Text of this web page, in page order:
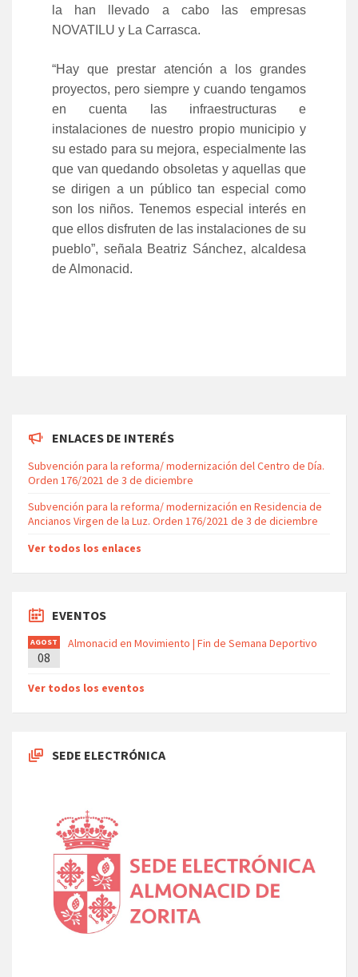
la han llevado a cabo las empresas
NOVATILU y La Carrasca.
“Hay que prestar atención a los grandes
proyectos, pero siempre y cuando tengamos
en cuenta las infraestructuras e
instalaciones de nuestro propio municipio y
su estado para su mejora, especialmente las
que van quedando obsoletas y aquellas que
se dirigen a un público tan especial como
son los niños. Tenemos especial interés en
que ellos disfruten de las instalaciones de su
pueblo”, señala Beatriz Sánchez, alcaldesa
de Almonacid.
ENLACES DE INTERÉS
Subvención para la reforma/ modernización del Centro de Día.
Orden 176/2021 de 3 de diciembre
Subvención para la reforma/ modernización en Residencia de
Ancianos Virgen de la Luz. Orden 176/2021 de 3 de diciembre
Ver todos los enlaces
EVENTOS
AGOST
O
08
Almonacid en Movimiento | Fin de Semana Deportivo
Ver todos los eventos
SEDE ELECTRÓNICA